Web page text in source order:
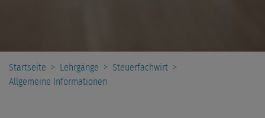
Startseite > Lehrgänge > Steuerfachwirt >
Allgemeine Informationen